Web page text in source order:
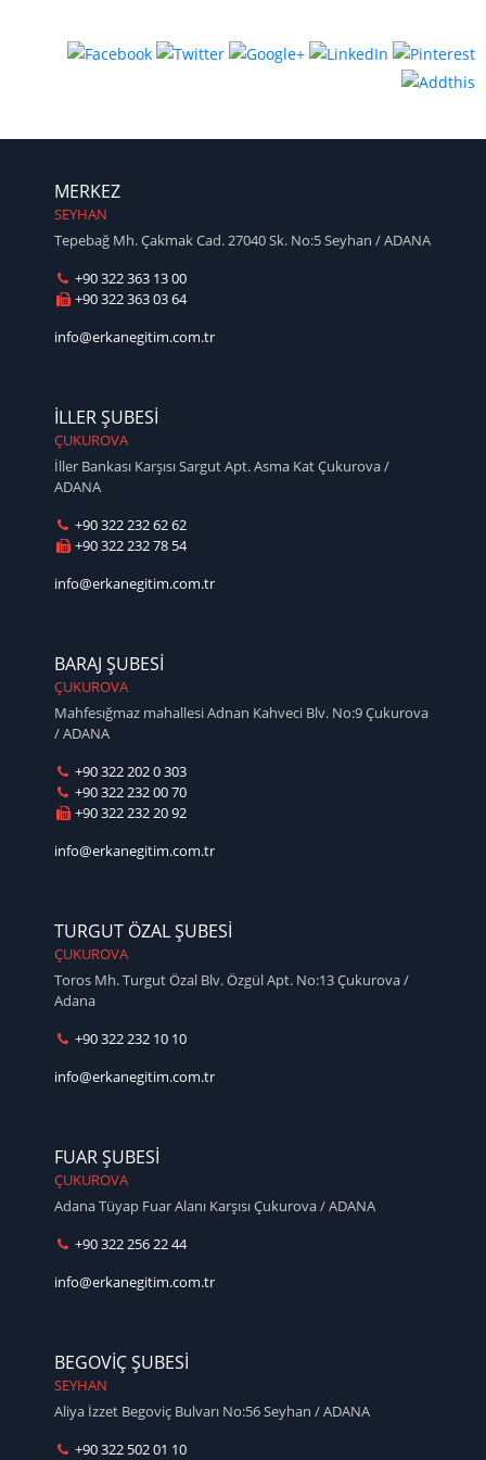
MERKEZ
SEYHAN
Tepebağ Mh. Çakmak Cad. 27040 Sk. No:5 Seyhan / ADANA
+90 322 363 13 00
+90 322 363 03 64
info@erkanegitim.com.tr
İLLER ŞUBESİ
ÇUKUROVA
İller Bankası Karşısı Sargut Apt. Asma Kat Çukurova /
ADANA
+90 322 232 62 62
+90 322 232 78 54
info@erkanegitim.com.tr
BARAJ ŞUBESİ
ÇUKUROVA
Mahfesığmaz mahallesi Adnan Kahveci Blv. No:9 Çukurova
/ ADANA
+90 322 202 0 303
+90 322 232 00 70
+90 322 232 20 92
info@erkanegitim.com.tr
TURGUT ÖZAL ŞUBESİ
ÇUKUROVA
Toros Mh. Turgut Özal Blv. Özgül Apt. No:13 Çukurova /
Adana
+90 322 232 10 10
info@erkanegitim.com.tr
FUAR ŞUBESİ
ÇUKUROVA
Adana Tüyap Fuar Alanı Karşısı Çukurova / ADANA
+90 322 256 22 44
info@erkanegitim.com.tr
BEGOVİÇ ŞUBESİ
SEYHAN
Aliya İzzet Begoviç Bulvarı No:56 Seyhan / ADANA
+90 322 502 01 10